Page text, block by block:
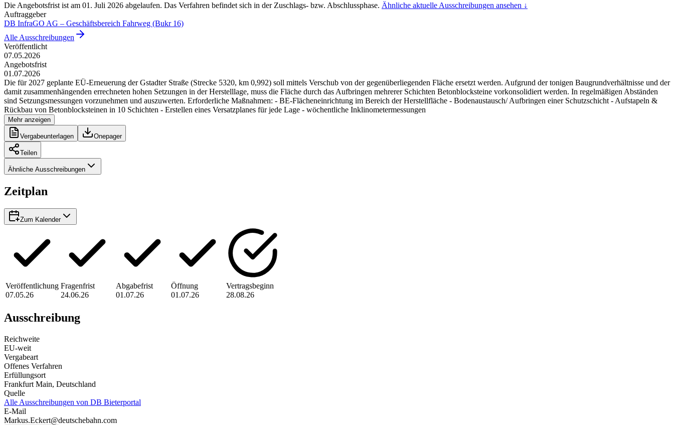
Die Angebotsfrist ist am 01. Juli 2026 abgelaufen. Das Verfahren befindet sich in der Zuschlags- bzw. Abschlussphase. Ähnliche aktuelle Ausschreibungen ansehen ↓
Auftraggeber
DB InfraGO AG – Geschäftsbereich Fahrweg (Bukr 16)
Alle Ausschreibungen
Veröffentlicht
07.05.2026
Angebotsfrist
01.07.2026
Die für 2027 geplante EÜ-Erneuerung der Gstadter Straße (Strecke 5320, km 0,992) soll mittels Verschub von der gegenüberliegenden Fläche ersetzt werden. Aufgrund der tonigen Baugrundverhältnisse und der
damit zusammenhängenden errechneten hohen Setzungen in der Herstelllage, muss die Fläche durch das Aufbringen mehrerer Schichten Betonblocksteine vorkonsolidiert werden. In regelmäßigen Abständen
sind Setzungsmessungen vorzunehmen und auszuwerten. Erforderliche Maßnahmen: - BE-Flächeneinrichtung im Bereich der Herstellfläche - Bodenaustausch/ Aufbringen einer Schutzschicht - Aufstapeln &
Rückbau von Betonblocksteinen in 10 Schichten - Erstellen eines Versatzplanes für jede Lage - wöchentliche Inklinometermessungen
Mehr anzeigen
Vergabeunterlagen Onepager
Teilen
Ähnliche Ausschreibungen
Zeitplan
Zum Kalender
Veröffentlichung
07.05.26
Fragenfrist
24.06.26
Abgabefrist
01.07.26
Öffnung
01.07.26
Vertragsbeginn
28.08.26
Ausschreibung
Reichweite
EU-weit
Vergabeart
Offenes Verfahren
Erfüllungsort
Frankfurt Main, Deutschland
Quelle
Alle Ausschreibungen von DB Bieterportal
E-Mail
Markus.Eckert@deutschebahn.com